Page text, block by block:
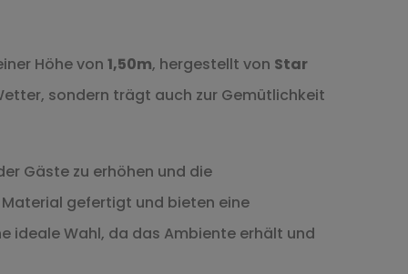
Höhe von 1,50m, hergestellt von Star
sondern trägt auch zur Gemütlichkeit
Gäste zu erhöhen und die
gefertigt und bieten eine
ideale Wahl, da das Ambiente erhält und